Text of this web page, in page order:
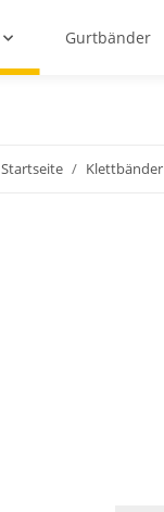
Gurtbänder
Startseite Klettbänder